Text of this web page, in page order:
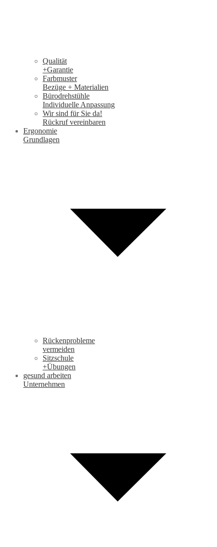
Qualität
+Garantie
Farbmuster
Bezüge + Materialien
Bürodrehstühle
Individuelle Anpassung
Wir sind für Sie da!
Rückruf vereinbaren
Ergonomie
Grundlagen
Rückenprobleme
vermeiden
Sitzschule
+Übungen
gesund arbeiten
Unternehmen